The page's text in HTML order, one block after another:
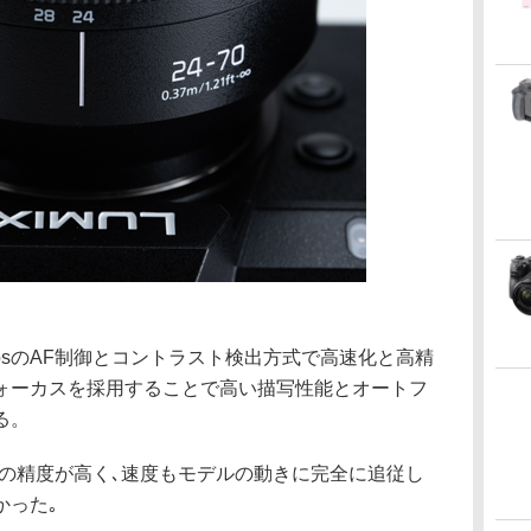
のAF制御とコントラスト検出方式で高速化と高精
カスを採用することで高い描写性能とオートフ
精度が高く､速度もモデルの動きに完全に追従し
った｡